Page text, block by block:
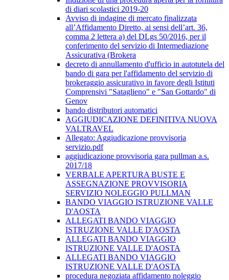
di diari scolastici 2019-20
Avviso di indagine di mercato finalizzata
all’Affidamento Diretto, ai sensi dell’art. 36,
comma 2 lettera a) del DLgs 50/2016, per il
conferimento del servizio di Intermediazione
Assicurativa (Brokera
decreto di annullamento d'ufficio in autotutela del
bando di gara per l'affidamento del servizio di
brokeraggio assicurativo in favore degli Istituti
Comprensivi "Sataglieno" e "San Gottardo" di
Genov
bando distributori automatici
AGGIUDICAZIONE DEFINITIVA NUOVA
VALTRAVEL
Allegato: Aggiudicazione provvisoria
servizio.pdf
aggiudicazione provvisoria gara pullman a.s.
2017/18
VERBALE APERTURA BUSTE E
ASSEGNAZIONE PROVVISORIA
SERVIZIO NOLEGGIO PULLMAN
BANDO VIAGGIO ISTRUZIONE VALLE
D'AOSTA
ALLEGATI BANDO VIAGGIO
ISTRUZIONE VALLE D'AOSTA
ALLEGATI BANDO VIAGGIO
ISTRUZIONE VALLE D'AOSTA
ALLEGATI BANDO VIAGGIO
ISTRUZIONE VALLE D'AOSTA
procedura negoziata affidamento noleggio